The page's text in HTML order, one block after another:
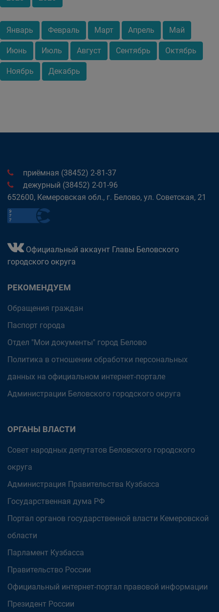
Январь Февраль Март Апрель Май
Июнь Июль Август Сентябрь Октябрь
Ноябрь Декабрь
приёмная (38452) 2-81-37
дежурный (38452) 2-01-96
652600, Кемеровская обл., г. Белово, ул. Советская, 21
Официальный аккаунт Главы Беловского
городского округа
РЕКОМЕНДУЕМ
Обращения граждан
Паспорт города
Отдел "Мои документы" город Белово
Политика в отношении обработки персональных
данных на официальном интернет-портале
Администрации Беловского городского округа
ОРГАНЫ ВЛАСТИ
Совет народных депутатов Беловского городского
округа
Администрация Правительства Кузбасса
Государственная дума РФ
Портал органов государственной власти Кемеровской
области
Парламент Кузбасса
Правительство России
Официальный интернет-портал правовой информации
Президент России